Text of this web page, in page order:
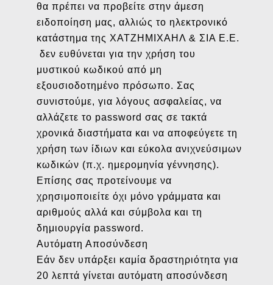
θα πρέπει να προβείτε στην άμεση
ειδοποίηση μας, αλλιώς το ηλεκτρονικό
κατάστημα της ΧΑΤΖΗΜΙΧΑΗΛ & ΣΙΑ Ε.Ε.
δεν ευθύνεται για την χρήση του
μυστικού κωδικού από μη
εξουσιοδοτημένο πρόσωπο. Σας
συνιστούμε, για λόγους ασφαλείας, να
αλλάζετε το password σας σε τακτά
χρονικά διαστήματα και να αποφεύγετε τη
χρήση των ίδιων και εύκολα ανιχνεύσιμων
κωδικών (π.χ. ημερομηνία γέννησης).
Επίσης σας προτείνουμε να
χρησιμοποιείτε όχι μόνο γράμματα και
αριθμούς αλλά και σύμβολα και τη
δημιουργία password.
Αυτόματη Αποσύνδεση
Εάν δεν υπάρξει καμία δραστηριότητα για
20 λεπτά γίνεται αυτόματη αποσύνδεση